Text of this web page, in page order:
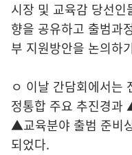
시장 및 교육감 당선
향을 공유하고 출범과
부 지원방안을 논의하
ㅇ 이날 간담회에서
정통합 주요 추진경과
▲교육분야 출범 준비
되었다.